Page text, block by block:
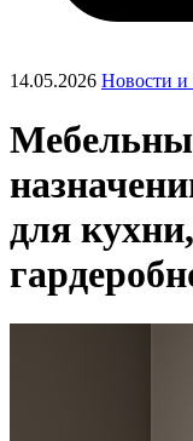
14.05.2026 Новости и
для